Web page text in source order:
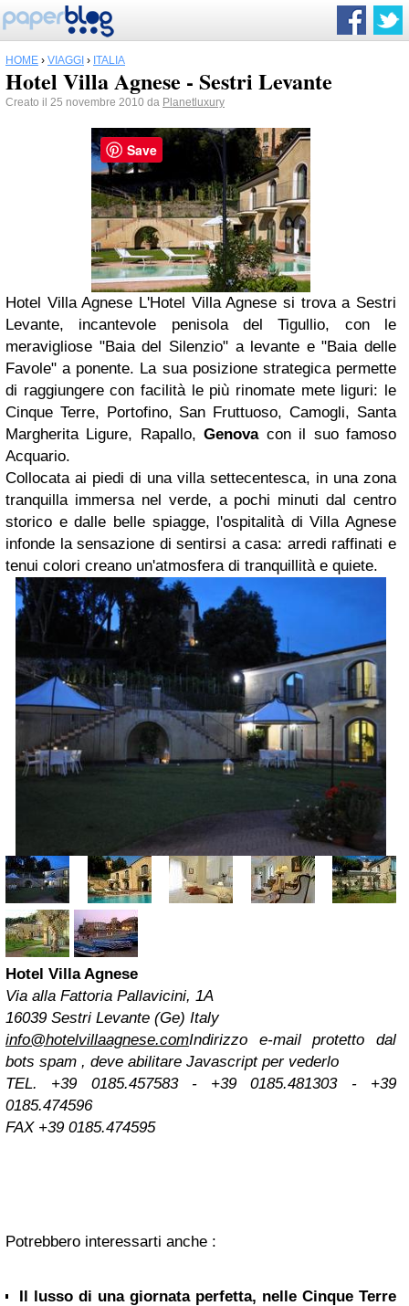
HOME › VIAGGI › ITALIA
Hotel Villa Agnese - Sestri Levante
Creato il 25 novembre 2010 da Planetluxury
Hotel Villa Agnese L'Hotel Villa Agnese si trova a Sestri
Levante, incantevole penisola del Tigullio, con le
meravigliose "Baia del Silenzio" a levante e "Baia delle
Favole" a ponente. La sua posizione strategica permette
di raggiungere con facilità le più rinomate mete liguri: le
Cinque Terre, Portofino, San Fruttuoso, Camogli, Santa
Margherita Ligure, Rapallo,Genovacon il suo famoso
Acquario.
Collocata ai piedi di una villa settecentesca, in una zona
tranquilla immersa nel verde, a pochi minuti dal centro
storico e dalle belle spiagge, l'ospitalità di Villa Agnese
infonde la sensazione di sentirsi a casa: arredi raffinati e
tenui colori creano un'atmosfera di tranquillità e quiete.
Hotel Villa Agnese
Via alla Fattoria Pallavicini, 1A
16039 Sestri Levante (Ge) Italy
info@hotelvillaagnese.comIndirizzo e-mail protetto dal
bots spam , deve abilitare Javascript per vederlo
TEL. +39 0185.457583 - +39 0185.481303 - +39
0185.474596
FAX +39 0185.474595
Potrebbero interessarti anche :
Il lusso di una giornata perfetta, nelle Cinque Terre
Save